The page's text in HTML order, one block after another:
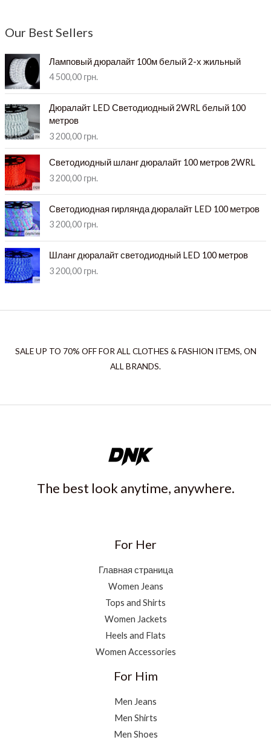
Our Best Sellers
Ламповый дюралайт 100м белый 2-х жильный
4 500,00 грн.
Дюралайт LED Светодиодный 2WRL белый 100
метров
3 200,00 грн.
Светодиодный шланг дюралайт 100 метров 2WRL
3 200,00 грн.
Светодиодная гирлянда дюралайт LED 100 метров
3 200,00 грн.
Шланг дюралайт светодиодный LED 100 метров
3 200,00 грн.
SALE UP TO 70% OFF FOR ALL CLOTHES & FASHION ITEMS, ON
ALL BRANDS.
The best look anytime, anywhere.
For Her
Главная страница
Women Jeans
Tops and Shirts
Women Jackets
Heels and Flats
Women Accessories
For Him
Men Jeans
Men Shirts
Men Shoes